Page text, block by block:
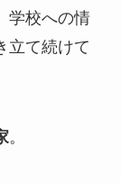
学校への情
立て続けて
。